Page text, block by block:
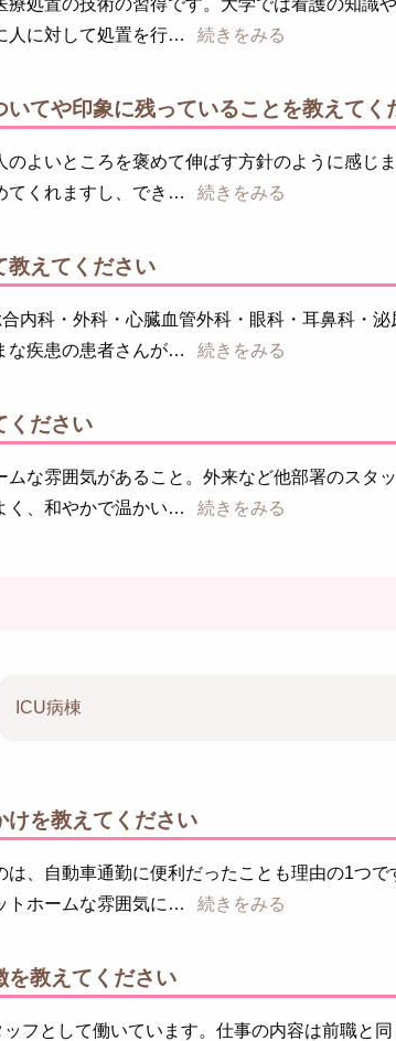
療処置の技術の習得です。大学では看護の知識
人に対して処置を行
続きをみる
いてや印象に残っていることを教えてく
のよいところを褒めて伸ばす方針のように感じ
てくれますし、でき
続きをみる
教えてください
内科・外科・心臓血管外科・眼科・耳鼻科・
な疾患の患者さんが
続きをみる
ください
ムな雰囲気があること。外来など他部署のスタ
く、和やかで温かい
続きをみる
ICU病棟
けを教えてください
、自動車通勤に便利だったことも理由の1つで
トホームな雰囲気に
続きをみる
を教えてください
フとして働いています。仕事の内容は前職と